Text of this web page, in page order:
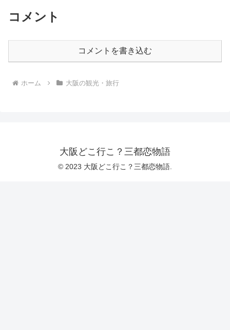
コメント
コメントを書き込む
ホーム 大阪の観光・旅行
大阪どこ行こ？三都恋物語
© 2023 大阪どこ行こ？三都恋物語.